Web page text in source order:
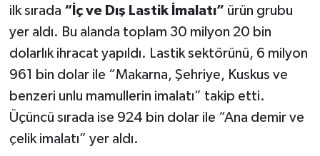
ilk sırada “İç ve Dış Lastik İmalatı” ürün grubu
yer aldı. Bu alanda toplam 30 milyon 20 bin
dolarlık ihracat yapıldı. Lastik sektörünü, 6 milyon
961 bin dolar ile “Makarna, Şehriye, Kuskus ve
benzeri unlu mamullerin imalatı” takip etti.
Üçüncü sırada ise 924 bin dolar ile “Ana demir ve
çelik imalatı” yer aldı.